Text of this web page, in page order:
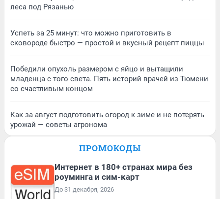
леса под Рязанью
Успеть за 25 минут: что можно приготовить в
сковороде быстро — простой и вкусный рецепт пиццы
Победили опухоль размером с яйцо и вытащили
младенца с того света. Пять историй врачей из Тюмени
со счастливым концом
Как за август подготовить огород к зиме и не потерять
урожай — советы агронома
ПРОМОКОДЫ
Интернет в 180+ странах мира без
роуминга и сим-карт
До 31 декабря, 2026